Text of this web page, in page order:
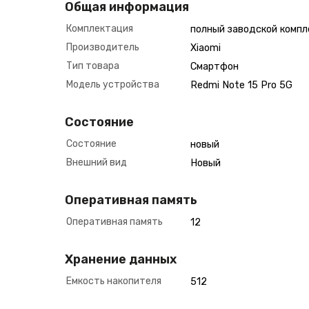
Общая информация
Комплектация
полный заводской
Производитель
Xiaomi
Тип товара
Смартфон
Модель устройства
Redmi Note 15 Pro 5G
Состояние
Состояние
новый
Внешний вид
Новый
Оперативная память
Оперативная память 12
Хранение данных
Емкость накопителя 512